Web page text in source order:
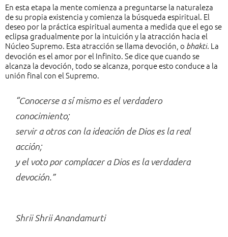
En esta etapa la mente comienza a preguntarse la naturaleza
de su propia existencia y comienza la búsqueda espiritual. El
deseo por la práctica espiritual aumenta a medida que el ego se
eclipsa gradualmente por la intuición y la atracción hacia el
Núcleo Supremo. Esta atracción se llama devoción, o bhakti. La
devoción es el amor por el Infinito. Se dice que cuando se
alcanza la devoción, todo se alcanza, porque esto conduce a la
unión final con el Supremo.
“Conocerse a sí mismo es el verdadero
conocimiento;
servir a otros con la ideación de Dios es la real
acción;
y el voto por complacer a Dios es la verdadera
devoción.”
Shrii Shrii Anandamurti